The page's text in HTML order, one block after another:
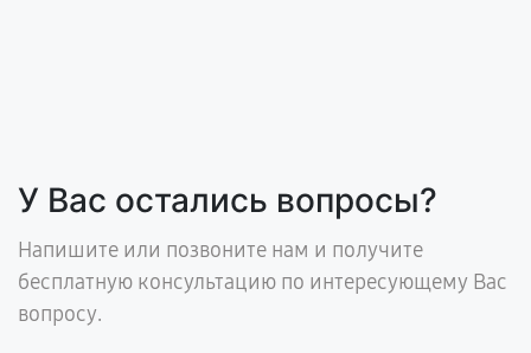
У Вас остались вопросы?
Напишите или позвоните нам и получите
бесплатную консультацию по интересующему Вас
вопросу.